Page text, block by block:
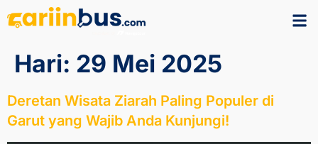
Hari: 29 Mei 2025
Deretan Wisata Ziarah Paling Populer di
Garut yang Wajib Anda Kunjungi!